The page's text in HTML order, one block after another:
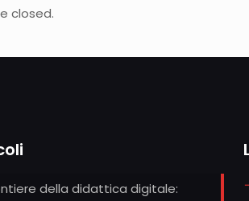
closed.
della didattica digitale: